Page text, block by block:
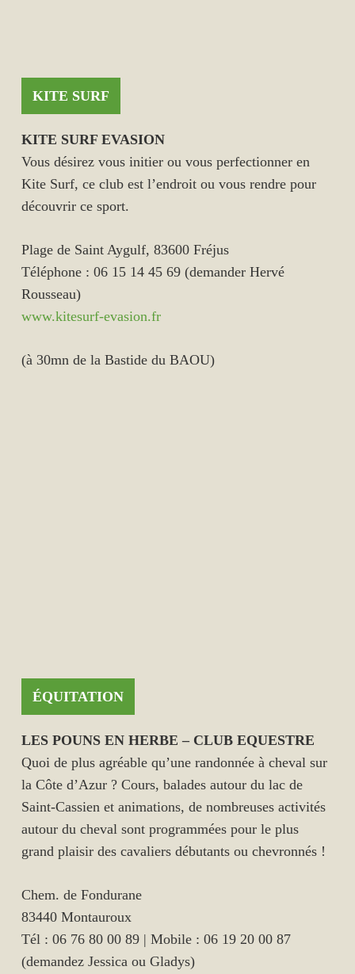
KITE SURF
KITE SURF EVASION
Vous désirez vous initier ou vous perfectionner en
Kite Surf, ce club est l’endroit ou vous rendre pour
découvrir ce sport.
Plage de Saint Aygulf, 83600 Fréjus
Téléphone : 06 15 14 45 69 (demander Hervé
Rousseau)
www.kitesurf-evasion.fr
(à 30mn de la Bastide du BAOU)
ÉQUITATION
LES POUNS EN HERBE – CLUB EQUESTRE
Quoi de plus agréable qu’une randonnée à cheval sur
la Côte d’Azur ? Cours, balades autour du lac de
Saint-Cassien et animations, de nombreuses activités
autour du cheval sont programmées pour le plus
grand plaisir des cavaliers débutants ou chevronnés !
Chem. de Fondurane
83440 Montauroux
Tél : 06 76 80 00 89 | Mobile : 06 19 20 00 87
(demandez Jessica ou Gladys)